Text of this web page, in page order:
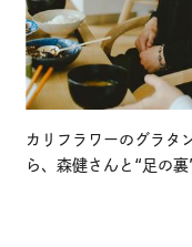
カリフラワーのグラタ
ら、森健さんと“足の